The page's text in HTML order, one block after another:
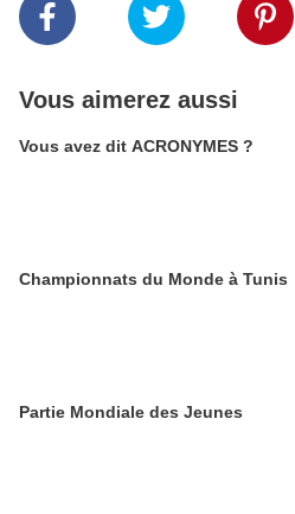
Vous aimerez aussi
Vous avez dit ACRONYMES ?
Championnats du Monde à Tunis
Partie Mondiale des Jeunes